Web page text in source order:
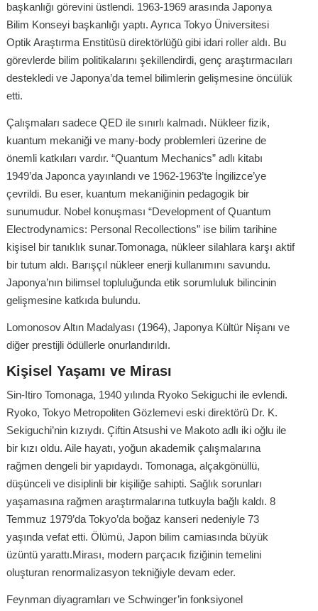
başkanlığı görevini üstlendi. 1963-1969 arasında Japonya
Bilim Konseyi başkanlığı yaptı. Ayrıca Tokyo Üniversitesi
Optik Araştırma Enstitüsü direktörlüğü gibi idari roller aldı. Bu
görevlerde bilim politikalarını şekillendirdi, genç araştırmacıları
destekledi ve Japonya’da temel bilimlerin gelişmesine öncülük
etti.
Çalışmaları sadece QED ile sınırlı kalmadı. Nükleer fizik,
kuantum mekaniği ve many-body problemleri üzerine de
önemli katkıları vardır. “Quantum Mechanics” adlı kitabı
1949’da Japonca yayınlandı ve 1962-1963’te İngilizce’ye
çevrildi. Bu eser, kuantum mekaniğinin pedagogik bir
sunumudur. Nobel konuşması “Development of Quantum
Electrodynamics: Personal Recollections” ise bilim tarihine
kişisel bir tanıklık sunar.Tomonaga, nükleer silahlara karşı aktif
bir tutum aldı. Barışçıl nükleer enerji kullanımını savundu.
Japonya’nın bilimsel topluluğunda etik sorumluluk bilincinin
gelişmesine katkıda bulundu.
Lomonosov Altın Madalyası (1964), Japonya Kültür Nişanı ve
diğer prestijli ödüllerle onurlandırıldı.
Kişisel Yaşamı ve Mirası
Sin-Itiro Tomonaga, 1940 yılında Ryoko Sekiguchi ile evlendi.
Ryoko, Tokyo Metropoliten Gözlemevi eski direktörü Dr. K.
Sekiguchi’nin kızıydı. Çiftin Atsushi ve Makoto adlı iki oğlu ile
bir kızı oldu. Aile hayatı, yoğun akademik çalışmalarına
rağmen dengeli bir yapıdaydı. Tomonaga, alçakgönüllü,
düşünceli ve disiplinli bir kişiliğe sahipti. Sağlık sorunları
yaşamasına rağmen araştırmalarına tutkuyla bağlı kaldı. 8
Temmuz 1979’da Tokyo’da boğaz kanseri nedeniyle 73
yaşında vefat etti. Ölümü, Japon bilim camiasında büyük
üzüntü yarattı.Mirası, modern parçacık fiziğinin temelini
oluşturan renormalizasyon tekniğiyle devam eder.
Feynman diyagramları ve Schwinger’in fonksiyonel